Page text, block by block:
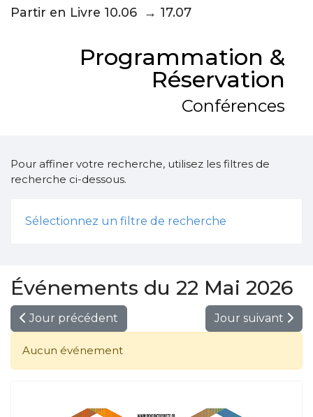
Partir en Livre 10.06 → 17.07
Programmation &
Réservation
Conférences
Pour affiner votre recherche, utilisez les filtres de
recherche ci-dessous.
Sélectionnez un filtre de recherche
Événements du 22 Mai 2026
Jour précédent Jour suivant
Aucun événement